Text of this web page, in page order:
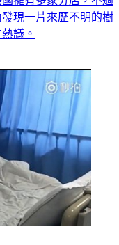
現一片來歷不明的樹
議。